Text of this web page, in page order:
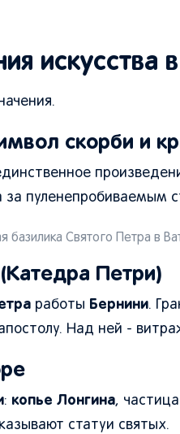
искусства
скорби и
за пуленепробиваемым
базилика Святого Петра в
Петри)
работы Бернини.
Над ней -
: копье Лонгина,
статуи святых.